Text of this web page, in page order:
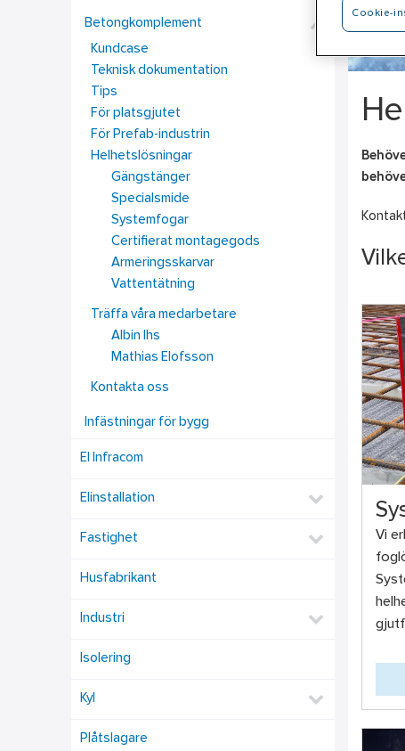
Betongkomplement
Kundcase
Teknisk dokumentation
Tips
För platsgjutet
För Prefab-industrin
Helhetslösningar
Gängstänger
Specialsmide
Systemfogar
Certifierat montagegods
Armeringsskarvar
Vattentätning
Träffa våra medarbetare
Albin Ihs
Mathias Elofsson
Kontakta oss
Infästningar för bygg
El Infracom
Elinstallation
Fastighet
Husfabrikant
Industri
Isolering
Kyl
Plåtslagare
Vi
Cookie-